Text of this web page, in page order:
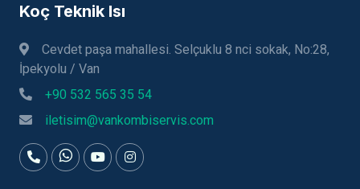
Koç Teknik Isı
Cevdet paşa mahallesi. Selçuklu 8 nci sokak, No:28,
İpekyolu / Van
+90 532 565 35 54
iletisim@vankombiservis.com